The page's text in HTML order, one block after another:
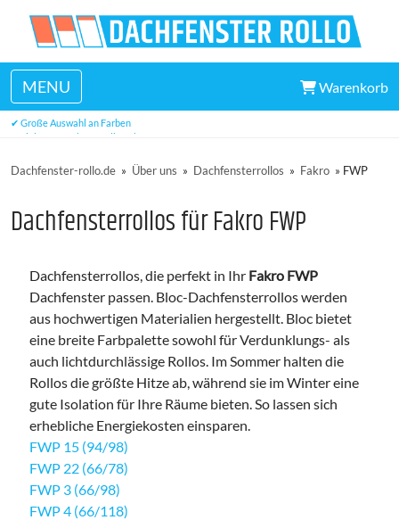
MENU Warenkorb
✔ Hervorragender Kundendienst
✔ Große Auswahl an Farben
✔ viele Maße ab Lager lieferbar
Dachfenster-rollo.de » Über uns » Dachfensterrollos » Fakro » FWP
Dachfensterrollos für Fakro FWP
Dachfensterrollos, die perfekt in Ihr Fakro FWP
Dachfenster passen. Bloc-Dachfensterrollos werden
aus hochwertigen Materialien hergestellt. Bloc bietet
eine breite Farbpalette sowohl für Verdunklungs- als
auch lichtdurchlässige Rollos. Im Sommer halten die
Rollos die größte Hitze ab, während sie im Winter eine
gute Isolation für Ihre Räume bieten. So lassen sich
erhebliche Energiekosten einsparen.
FWP 15 (94/98)
FWP 22 (66/78)
FWP 3 (66/98)
FWP 4 (66/118)